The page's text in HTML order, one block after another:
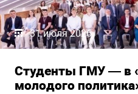
31 июля 2026
Студенты ГМУ — в
молодого